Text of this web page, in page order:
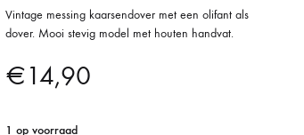
Vintage messing kaarsendover met een olifant als
dover. Mooi stevig model met houten handvat.
€14,90
1 op voorraad